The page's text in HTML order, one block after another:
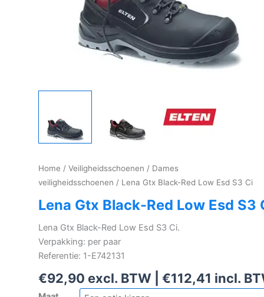
Home / Veiligheidsschoenen / Dames
veiligheidsschoenen / Lena Gtx Black-Red Low Esd S3 Ci
Lena Gtx Black-Red Low Esd S3
Lena Gtx Black-Red Low Esd S3 Ci.
Verpakking: per paar
Referentie: 1-E742131
€92,90 excl. BTW | €112,41 incl.